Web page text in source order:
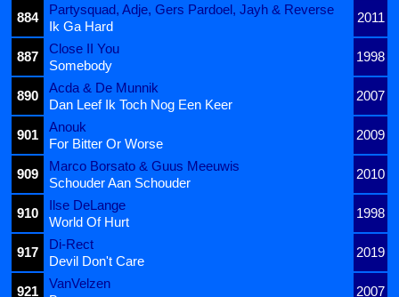
884
Partysquad, Adje, Gers Pardoel, Jayh & Reverse
2011
Ik Ga Hard
887
Close II You
1998
Somebody
890
Acda & De Munnik
2007
Dan Leef Ik Toch Nog Een Keer
901
Anouk
2009
For Bitter Or Worse
909
Marco Borsato & Guus Meeuwis
2010
Schouder Aan Schouder
910
Ilse DeLange
1998
World Of Hurt
917
Di-Rect
2019
Devil Don't Care
921
VanVelzen
2007